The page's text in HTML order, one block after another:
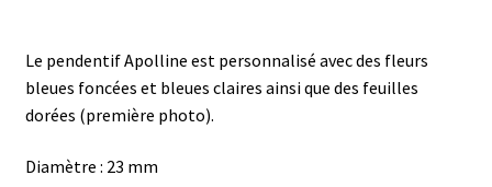
Le pendentif Apolline est personnalisé avec des fleurs
bleues foncées et bleues claires ainsi que des feuilles
dorées (première photo).
Diamètre : 23 mm